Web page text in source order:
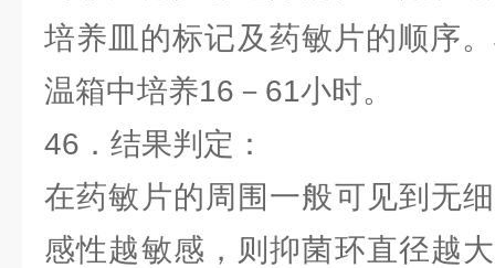
培养皿的标记及药敏片的顺序
温箱中培养16－61小时。
46．结果判定：
在药敏片的周围一般可见到无
感性越敏感，则抑菌环直径越